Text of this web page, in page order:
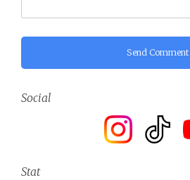
Send Comment
Social
Stat